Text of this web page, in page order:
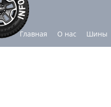
Главная О нас Шины